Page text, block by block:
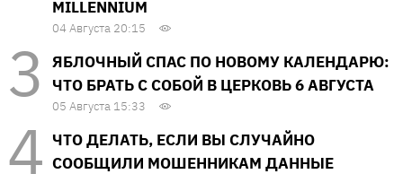
MILLENNIUM
04 Августа 20:15
ЯБЛОЧНЫЙ СПАС ПО НОВОМУ КАЛЕНДАРЮ:
ЧТО БРАТЬ С СОБОЙ В ЦЕРКОВЬ 6 АВГУСТА
05 Августа 15:33
ЧТО ДЕЛАТЬ, ЕСЛИ ВЫ СЛУЧАЙНО
СООБЩИЛИ МОШЕННИКАМ ДАННЫЕ